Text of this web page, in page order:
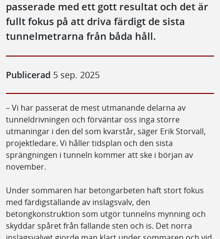
passerade med ett gott resultat och det är
fullt fokus på att driva färdigt de sista
tunnelmetrarna från båda håll.
Publicerad 5 sep. 2025
– Vi har passerat de mest utmanande delarna av
tunneldrivningen och förväntar oss inga större
utmaningar i den del som kvarstår, säger Erik Storvall,
projektledare. Vi håller tidsplan och den sista
sprängningen i tunneln kommer att ske i början av
november.
Under sommaren har betongarbeten haft stort fokus
med färdigställande av inslagsvalv, den
betongkonstruktion som utgör tunnelns mynning och
skyddar spåret från fallande sten och is. Det norra